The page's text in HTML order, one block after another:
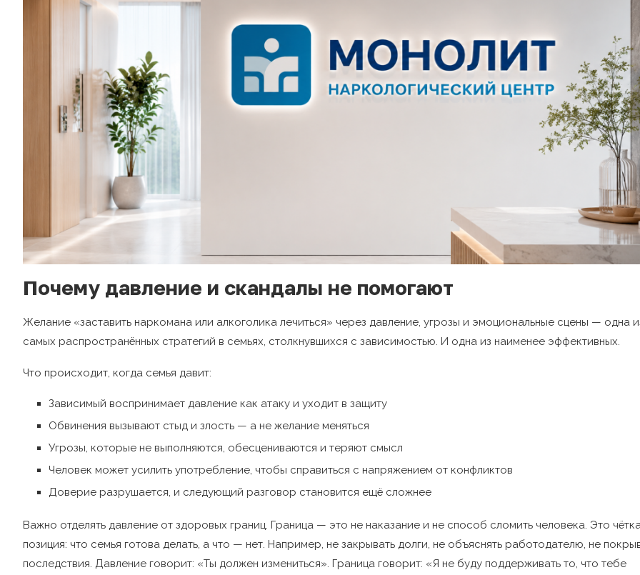
Почему давление и скандалы не помогают
Желание «заставить наркомана или алкоголика лечиться» через давление, угрозы и эмоциональные сцены — одна
самых распространённых стратегий в семьях, столкнувшихся с зависимостью. И одна из наименее эффективных.
Что происходит, когда семья давит:
Зависимый воспринимает давление как атаку и уходит в защиту
Обвинения вызывают стыд и злость — а не желание меняться
Угрозы, которые не выполняются, обесцениваются и теряют смысл
Человек может усилить употребление, чтобы справиться с напряжением от конфликтов
Доверие разрушается, и следующий разговор становится ещё сложнее
Важно отделять давление от здоровых границ. Граница — это не наказание и не способ сломить человека. Это
позиция: что семья готова делать, а что — нет. Например, не закрывать долги, не объяснять работодателю, не
последствия. Давление говорит: «Ты должен измениться». Граница говорит: «Я не буду поддерживать то, что тебе